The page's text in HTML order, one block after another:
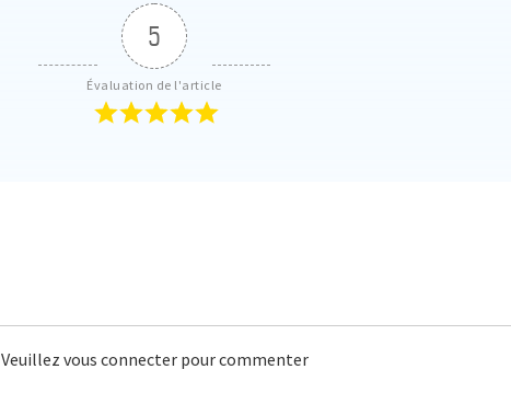
5
Évaluation de l'article
Veuillez vous connecter pour commenter